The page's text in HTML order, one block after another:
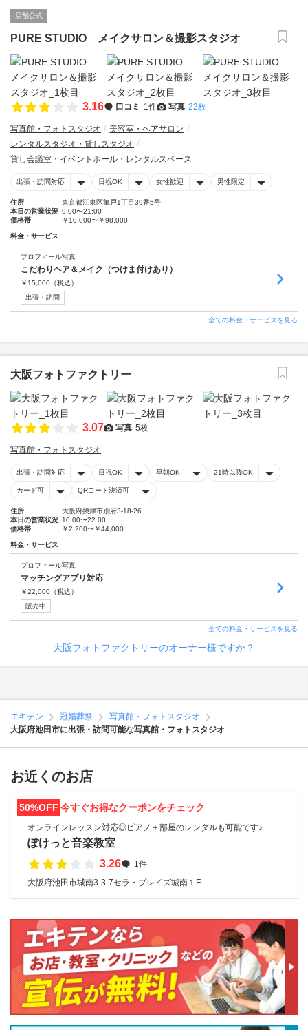
店舗公式
PURE STUDIO メイクサロン＆撮影スタジオ
3.16 口コミ 1件 写真 22枚
写真館・フォトスタジオ
美容室・ヘアサロン
レンタルスタジオ・貸しスタジオ
貸し会議室・イベントホール・レンタルスペース
出張・訪問対応 日祝OK 女性歓迎 男性限定
住所
東京都江東区亀戸1丁目39番5号
本日の営業状況 9:00〜21:00
価格帯
￥10,000〜￥98,000
料金・サービス
プロフィール写真
こだわりヘア＆メイク（つけま付けあり）
￥ 15,000 （税込）
出張・訪問
全ての料金・サービスを見る
大阪フォトファクトリー
3.07 写真 5枚
写真館・フォトスタジオ
出張・訪問対応 日祝OK 早朝OK 21時以降OK
カード可 QRコード決済可
住所
大阪府摂津市別府3-18-26
本日の営業状況 10:00〜22:00
価格帯
￥2,200〜￥44,000
料金・サービス
プロフィール写真
マッチングアプリ対応
￥22,000 （税込）
販売中
全ての料金・サービスを見る
大阪フォトファクトリーのオーナー様ですか？
エキテン 冠婚葬祭
写真館・フォトスタジオ
大阪府池田市に出張・訪問可能な写真館・フォトスタジオ
お近くのお店
50%OFF 今すぐお得なクーポンをチェック
オンラインレッスン対応◎ピアノ＋部屋のレンタルも可能です♪
ぽけっと音楽教室
3.26
1件
大阪府池田市城南3-3-7セラ・プレイズ城南１F